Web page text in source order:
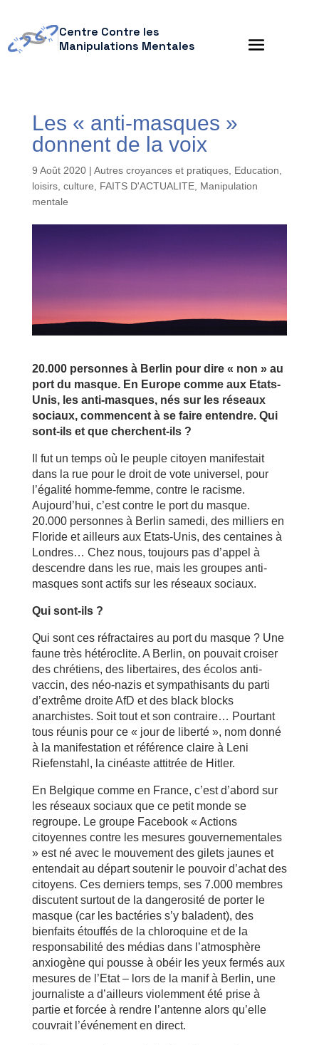
Centre Contre les
Manipulations Mentales
Les « anti-masques »
donnent de la voix
9 Août 2020| Autres croyances et pratiques, Education,
loisirs, culture
FAITS D'ACTUALITE, Manipulation
mentale
20.000 personnes à Berlin pour dire « non » au
port du masque. En Europe comme aux Etats-
Unis, les anti-masques, nés sur les réseaux
sociaux, commencent à se faire entendre. Qui
sont-ils et que cherchent-ils ?
Il fut un temps où le peuple citoyen manifestait
dans la rue pour le droit de vote universel, pour
l’égalité homme-femme, contre le racisme.
Aujourd’hui, c’est contre le port du masque.
20.000 personnes à Berlin samedi, des milliers en
Floride et ailleurs aux Etats-Unis, des centaines à
Londres… Chez nous, toujours pas d’appel à
descendre dans les rue, mais les groupes anti-
masques sont actifs sur les réseaux sociaux.
Qui sont-ils ?
Qui sont ces réfractaires au port du masque ? Une
faune très hétéroclite. A Berlin, on pouvait croiser
des chrétiens, des libertaires, des écolos anti-
vaccin, des néo-nazis et sympathisants du parti
d’extrême droite AfD et des black blocks
anarchistes. Soit tout et son contraire… Pourtant
tous réunis pour ce « jour de liberté », nom donné
à la manifestation et référence claire à Leni
Riefenstahl, la cinéaste attitrée de Hitler.
En Belgique comme en France, c’est d’abord sur
les réseaux sociaux que ce petit monde se
regroupe. Le groupe Facebook « Actions
citoyennes contre les mesures gouvernementales
» est né avec le mouvement des gilets jaunes et
entendait au départ soutenir le pouvoir d’achat des
citoyens. Ces derniers temps, ses 7.000 membres
discutent surtout de la dangerosité de porter le
masque (car les bactéries s’y baladent), des
bienfaits étouffés de la chloroquine et de la
responsabilité des médias dans l’atmosphère
anxiogène qui pousse à obéir les yeux fermés aux
mesures de l’Etat – lors de la manif à Berlin, une
journaliste a d’ailleurs violemment été prise à
partie et forcée à rendre l’antenne alors qu’elle
couvrait l’événement en direct.